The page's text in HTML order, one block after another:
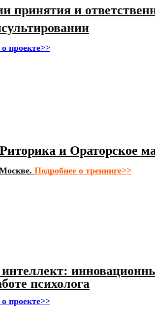
принятия и
проекте>>
и Ораторское
Подробнее о тренинге>>
психолога
проекте>>